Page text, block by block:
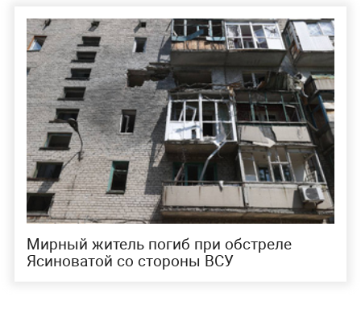
Мирный житель погиб при обстреле
Ясиноватой со стороны ВСУ